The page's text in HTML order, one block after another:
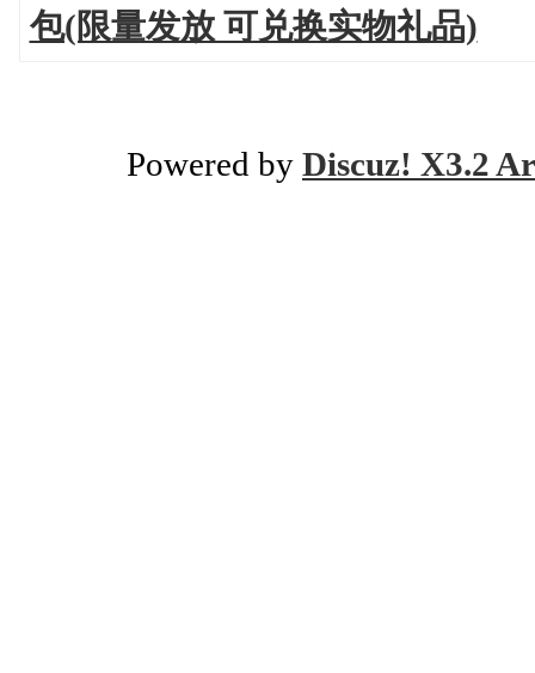
包(限量发放 可兑换实物礼品)
Powered by Discuz! X3.2